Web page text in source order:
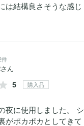
は結構良さそうな感じ
件
さん
5 購入品
夜に使用しました。
がポカポカとしてきて